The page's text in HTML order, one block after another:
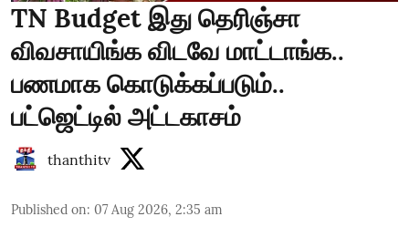
TN Budget இது தெரிஞ்சா
விவசாயிங்க விடவே மாட்டாங்க..
பணமாக கொடுக்கப்படும்..
பட்ஜெட்டில் அட்டகாசம்
thanthitv
Published on: 07 Aug 2026, 2:35 am